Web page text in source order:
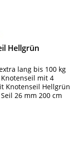
Hellgrün
lang bis 100 kg
mit 4
Knotenseil Hellgrün
26 mm 200 cm